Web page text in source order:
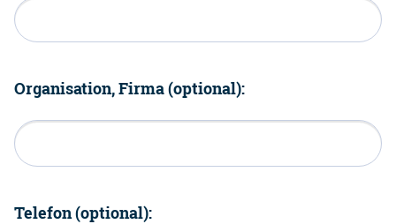
Organisation, Firma (optional):
Telefon (optional):